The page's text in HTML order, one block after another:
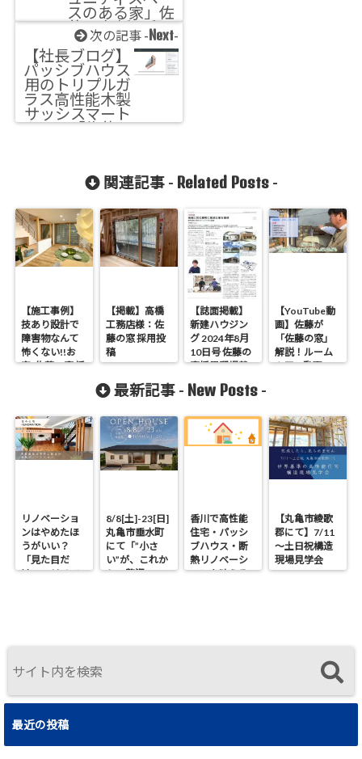
スのある家」佐
藤の窓 採用邸
次の記事 - Next-
【社長ブログ】
パッシブハウス
用のトリプルガ
ラス高性能木製
サッシスマート
ウィン「佐藤の
関連記事 - Related Posts-
【施工事例】
技あり設計で
障害物なんて
怖くない!!お
家-佐藤の窓 採
【掲載】高橋
工務店様：佐
藤の窓 採用投
稿
【誌面掲載】
新建ハウジン
グ 2024年8月
10日号 佐藤の
窓採用邸掲載
【YouTube動
画】佐藤が
「佐藤の窓」
解説！ルーム
ツアー動画
最新記事 - New Posts -
リノベーショ
ンはやめたほ
うがいい？
「見た目だ
け」のリノベ
8/8[土]-23[日]
丸亀市垂水町
にて「”小さ
い”が、これか
らの贅沢。」
香川で高性能
住宅・パッシ
ブハウス・断
熱リノベーシ
ョンを叶える
【丸亀市綾歌
郡にて】7/11
～土日祝構造
現場見学会
最近の投稿